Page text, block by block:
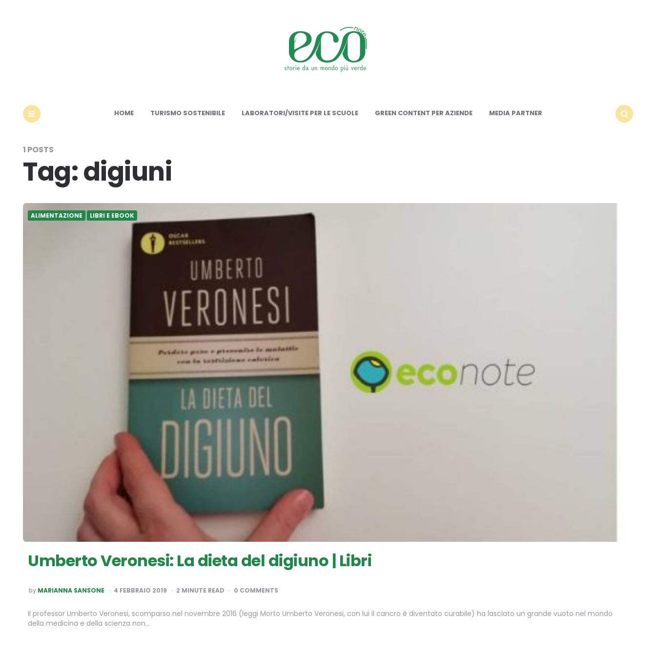
HOME TURISMO SOSTENIBILE LABORATORI/VISITE PER LE SCUOLE GREEN CONTENT PER AZIENDE
MEDIA PARTNER
1 POSTS
Tag:digiuni
ALIMENTAZIONE LIBRI E EBOOK
Umberto Veronesi: La dieta del digiuno | Libri
POSTED
BY
by MARIANNA SANSONE 4 FEBBRAIO 2019 2 MINUTE READ 0 COMMENTS
Il professor Umberto Veronesi, scomparso nel novembre 2016 (leggi Morto Umberto Veronesi, con lui il cancro è diventato curabile) ha lasciato un grande vuoto nel mondo
della medicina e della scienza non…